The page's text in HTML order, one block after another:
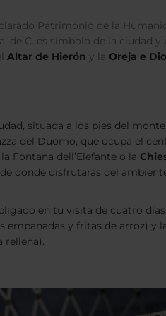
Patrimonio de la
de C. es símbolo de la ciudad
Altar de Hierón y la Oreja e
situada a los pies del
del Duomo, que ocupa el
Fontana dell’Elefante o la
donde disfrutarás del
en tu visita de cuatro
empanadas y fritas de arroz) y
rellena).